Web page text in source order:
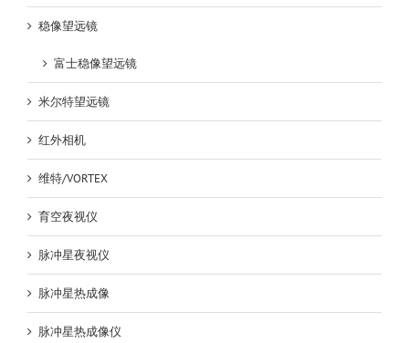
稳像望远镜
富士稳像望远镜
米尔特望远镜
红外相机
维特/VORTEX
育空夜视仪
脉冲星夜视仪
脉冲星热成像
脉冲星热成像仪